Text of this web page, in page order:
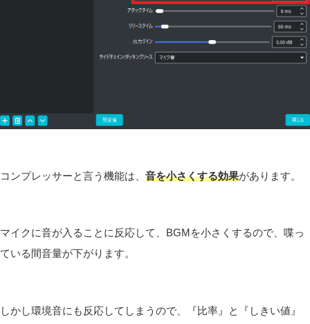
コンプレッサーと言う機能は、 音を小さくする効果があります。
マイクに音が入ることに反応して、BGMを小さくするので、喋っ
ている間音量が下がります。
しかし環境音にも反応してしまうので、『比率』と『しきい値』